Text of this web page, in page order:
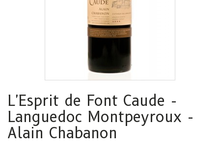
L'Esprit de Font Caude -
Languedoc Montpeyroux -
Alain Chabanon